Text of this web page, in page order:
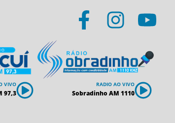
VIVO
97,3
RADIO AO VIVO
Sobradinho AM 1110